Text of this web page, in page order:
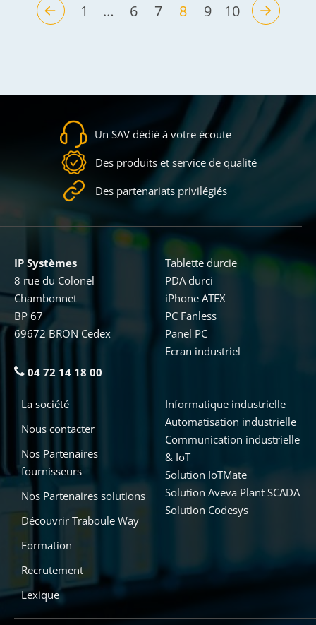
Précédent
1 … 6 7 8
(current)
9 10 Suivant
Un SAV dédié à votre écoute
Des produits et service de qualité
Des partenariats privilégiés
IP Systèmes
8 rue du Colonel
Chambonnet
BP 67
69672 BRON Cedex
04 72 14 18 00
Informatique industrielle
Automatisation industrielle
Communication industrielle
& IoT
Solution IoTMate
Solution Aveva Plant SCADA
Solution Codesys
Tablette durcie
PDA durci
iPhone ATEX
PC Fanless
Panel PC
Ecran industriel
La société
Nous contacter
Nos Partenaires
fournisseurs
Nos Partenaires solutions
Découvrir Traboule Way
Formation
Recrutement
Lexique